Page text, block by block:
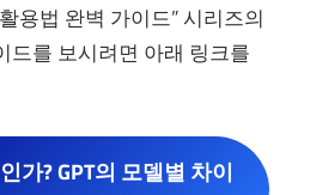
용법 완벽 가이드” 시리즈의
드를 보시려면 아래 링크를
가? GPT의 모델별 차이